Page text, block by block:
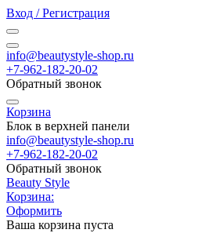
Вход / Регистрация
info@beautystyle-shop.ru
+7-962-182-20-02
Обратный звонок
Корзина
Блок в верхней панели
info@beautystyle-shop.ru
+7-962-182-20-02
Обратный звонок
Beauty Style
Корзина:
Оформить
Ваша корзина пуста